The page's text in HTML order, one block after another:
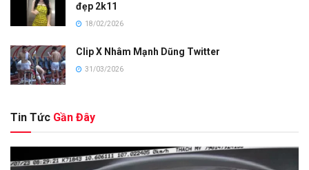
đẹp 2k11
18/02/2026
Clip X Nhâm Mạnh Dũng Twitter
31/03/2026
Tin Tức Gần Đây